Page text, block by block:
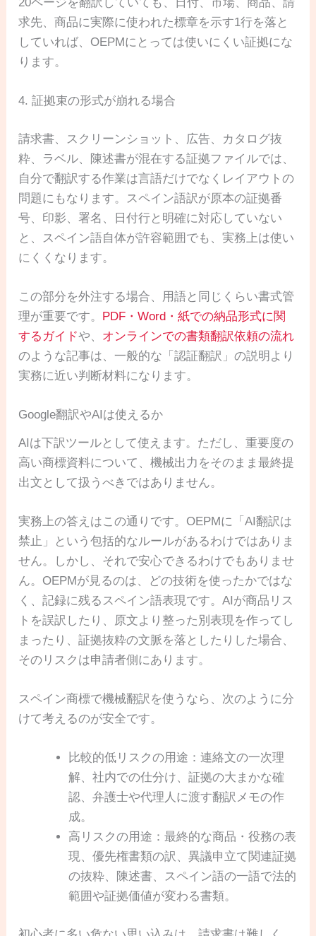
求先、商品に実際に使われた標章を示す1行を落と
していれば、OEPMにとっては使いにくい証拠にな
ります。
4. 証拠束の形式が崩れる場合
請求書、スクリーンショット、広告、カタログ抜
粋、ラベル、陳述書が混在する証拠ファイルでは、
自分で翻訳する作業は言語だけでなくレイアウトの
問題にもなります。スペイン語訳が原本の証拠番
号、印影、署名、日付行と明確に対応していない
と、スペイン語自体が許容範囲でも、実務上は使い
にくくなります。
この部分を外注する場合、用語と同じくらい書式管
理が重要です。 PDF・Word・紙での納品形式に関
するガイドや、 オンラインでの書類翻訳依頼の流れ
のような記事は、一般的な「認証翻訳」の説明より
実務に近い判断材料になります。
Google翻訳やAIは使えるか
AIは下訳ツールとして使えます。ただし、重要度の
高い商標資料について、機械出力をそのまま最終提
出文として扱うべきではありません。
実務上の答えはこの通りです。OEPMに「AI翻訳は
禁止」という包括的なルールがあるわけではありま
せん。しかし、それで安心できるわけでもありませ
ん。OEPMが見るのは、どの技術を使ったかではな
く、記録に残るスペイン語表現です。AIが商品リス
トを誤訳したり、原文より整った別表現を作ってし
まったり、証拠抜粋の文脈を落としたりした場合、
そのリスクは申請者側にあります。
スペイン商標で機械翻訳を使うなら、次のように分
けて考えるのが安全です。
比較的低リスクの用途：連絡文の一次理
解、社内での仕分け、証拠の大まかな確
認、弁護士や代理人に渡す翻訳メモの作
成。
高リスクの用途：最終的な商品・役務の表
現、優先権書類の訳、異議申立て関連証拠
の抜粋、陳述書、スペイン語の一語で法的
範囲や証拠価値が変わる書類。